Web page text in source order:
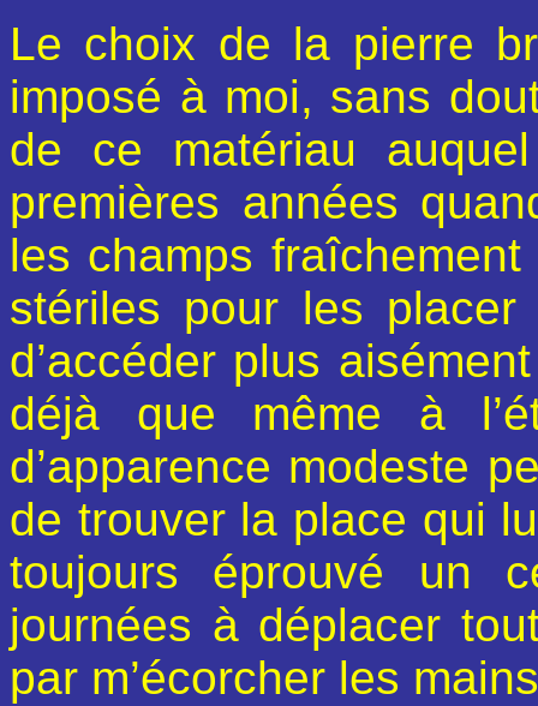
Le choix de la pierre
imposé à moi, sans
de ce matériau
premières années
les champs
stériles pour les
d’accéder plus
déjà que même à
d’apparence modeste
de trouver la place qui
toujours éprouvé un
journées à déplacer
par m’écorcher les